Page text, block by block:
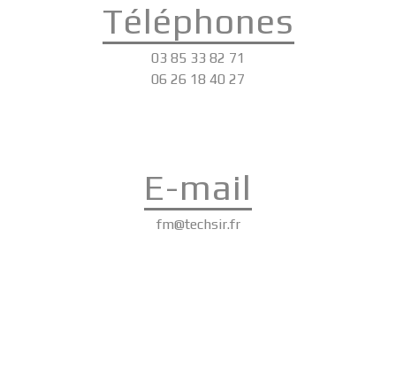
Téléphones
03 85 33 82 71
06 26 18 40 27
E-mail
fm@techsir.fr